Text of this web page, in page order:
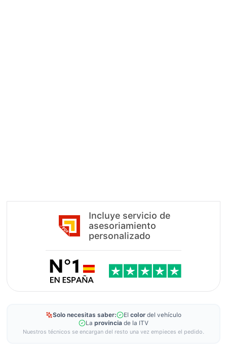
Incluye servicio de
asesoriamiento
personalizado
Solo necesitas saber: El color del vehículo
La provincia de la ITV
Nuestros técnicos se encargan del resto una vez empieces el pedido.